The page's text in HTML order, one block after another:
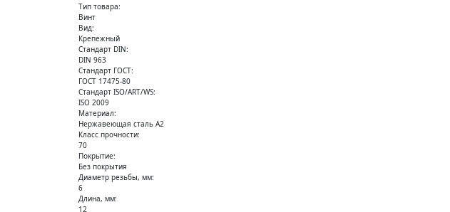
Тип товара:
Винт
Вид:
Крепежный
Стандарт DIN:
DIN 963
Стандарт ГОСТ:
ГОСТ 17475-80
Стандарт ISO/ART/WS:
ISO 2009
Материал:
Нержавеющая сталь А2
Класс прочности:
70
Покрытие:
Без покрытия
Диаметр резьбы, мм:
6
Длина, мм:
12